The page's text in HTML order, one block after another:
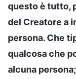
questo è tutto,
del Creatore a
persona. Che
qualcosa che
alcuna